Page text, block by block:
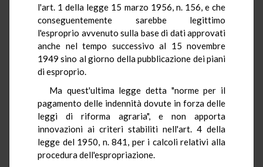
l'art. 1 della legge 15 marzo 1956, n. 156, e che
conseguentemente sarebbe legittimo
l'esproprio avvenuto sulla base di dati approvati
anche nel tempo successivo al 15 novembre
1949 sino al giorno della pubblicazione dei piani
di esproprio.
Ma quest'ultima legge detta "norme per il
pagamento delle indennità dovute in forza delle
leggi di riforma agraria", e non apporta
innovazioni ai criteri stabiliti nell'art. 4 della
legge del 1950, n. 841, per i calcoli relativi alla
procedura dell'espropriazione.